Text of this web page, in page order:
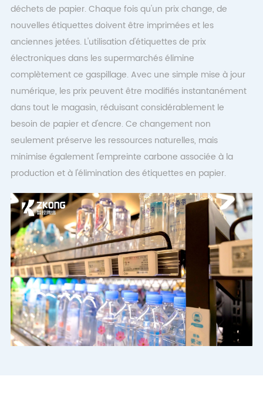
déchets de papier. Chaque fois qu'un prix change, de
nouvelles étiquettes doivent être imprimées et les
anciennes jetées. L'utilisation d'étiquettes de prix
électroniques dans les supermarchés élimine
complètement ce gaspillage. Avec une simple mise à jour
numérique, les prix peuvent être modifiés instantanément
dans tout le magasin, réduisant considérablement le
besoin de papier et d'encre. Ce changement non
seulement préserve les ressources naturelles, mais
minimise également l'empreinte carbone associée à la
production et à l'élimination des étiquettes en papier.